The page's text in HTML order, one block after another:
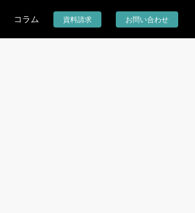
コラム 資料請求 お問い合わせ